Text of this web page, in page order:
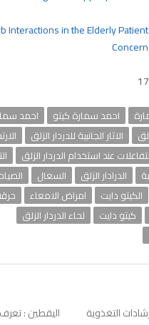
Interactions in the Elderly
17
احمد سمارة كيتو
احمد
الاثار الجانبية للدردار الزلق
عند استخدام الدردار الزلق
الدرادار الزلق السعال
الكيتو دايت امراض الامعاء
كيتو دايت
لحاء الدردار الزلق
التغذوية
Next
اليقطين :